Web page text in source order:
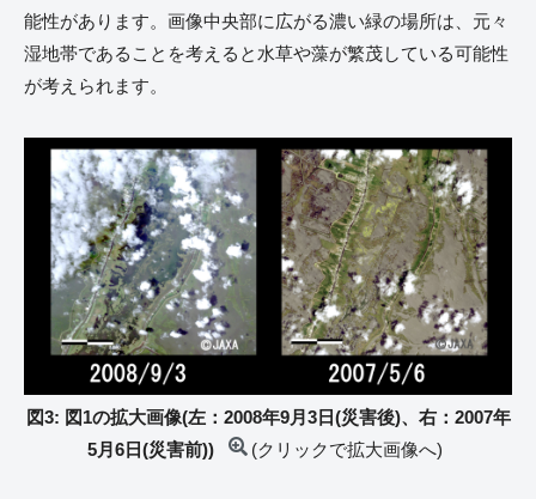
能性があります。画像中央部に広がる濃い緑の場所は、元々
湿地帯であることを考えると水草や藻が繁茂している可能性
が考えられます。
図3: 図1の拡大画像(左：2008年9月3日(災害後)、右：2007年
5月6日(災害前))
(クリックで拡大画像へ)